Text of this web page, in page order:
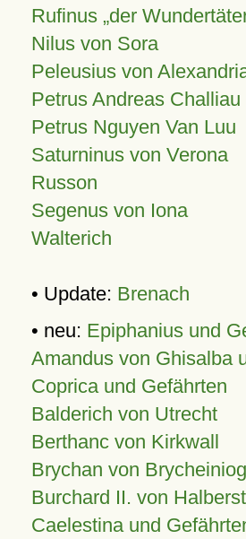
Rufinus „der
Nilus von Sora
Peleusius von
Petrus Andreas Challiau
Petrus Nguyen Van Luu
Saturninus von Verona
Russon
Segenus von Iona
Walterich
• Update: Brenach
• neu: Epiphanius und
Amandus von Ghisalba
Coprica und Gefährten
Balderich von Utrecht
Berthanc von Kirkwall
Brychan von Brycheiniog
Burchard II. von
Caelestina und